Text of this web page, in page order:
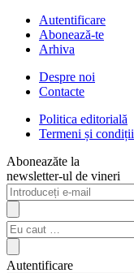
Autentificare
Abonează-te
Arhiva
Despre noi
Contacte
Politica editorială
Termeni și condiții
Aboneazăte la
newsletter-ul de vineri
Autentificare